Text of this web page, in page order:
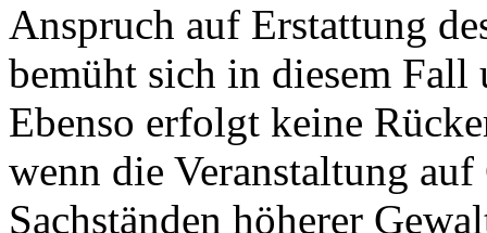
Anspruch auf Erstattung
bemüht sich in diesem Fall
Ebenso erfolgt keine
wenn die Veranstaltung
Sachständen höherer